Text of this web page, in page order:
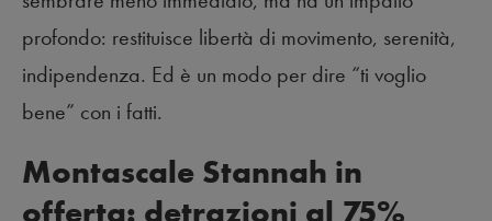
profondo: restituisce libertà di movimento, serenità,
indipendenza. Ed è un modo per dire “ti voglio
bene” con i fatti.
Montascale Stannah in
offerta: detrazioni al 75%